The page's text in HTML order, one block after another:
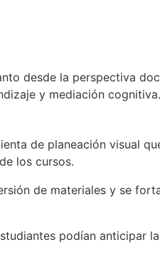
desde la perspectiva
y mediación cognitiva.
de planeación visual
los cursos.
de materiales y se
podían anticipar